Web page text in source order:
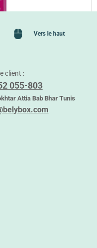
Vers le haut
client :
055-803
Attia Bab Bhar Tunis